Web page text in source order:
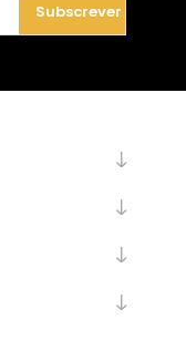
Subscrever